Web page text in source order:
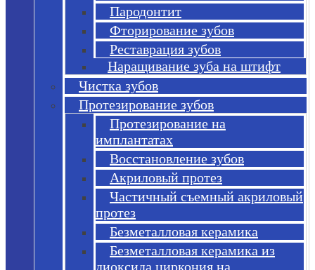
Пародонтит
Фторирование зубов
Реставрация зубов
Наращивание зуба на штифт
Чистка зубов
Протезирование зубов
Протезирование на
имплантатах
Восстановление зубов
Акриловый протез
Частичный съемный акриловый
протез
Безметалловая керамика
Безметалловая керамика из
диоксида циркония на